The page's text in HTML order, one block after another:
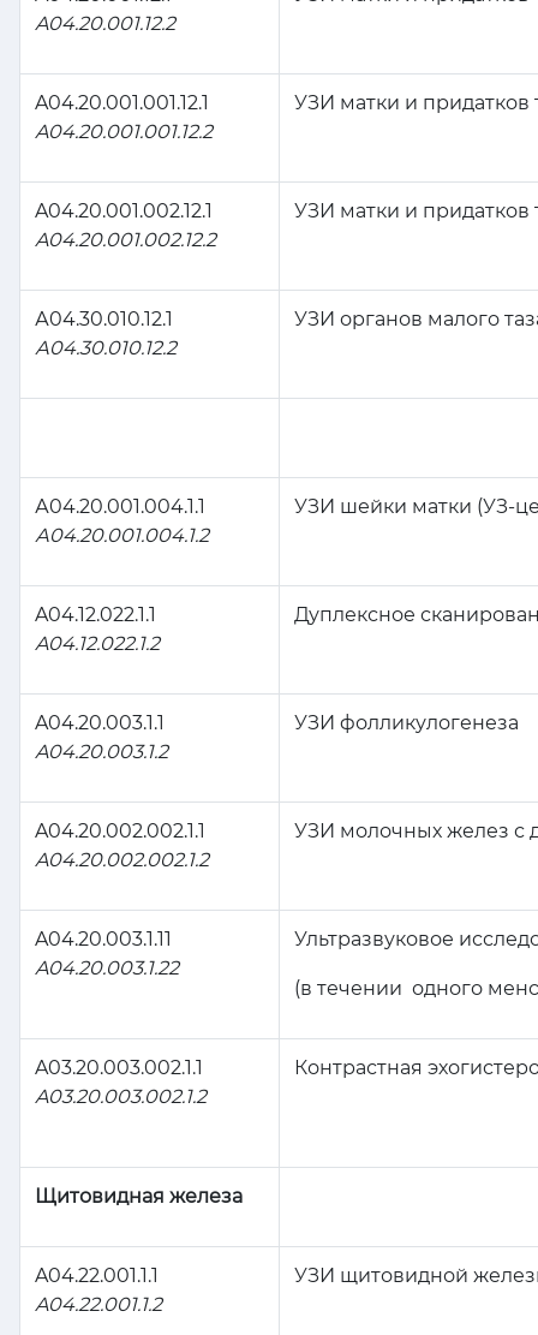
A04.20.001.12.2
A04.20.001.001.12.1
A04.20.001.001.12.2
УЗИ матки и придатков
A04.20.001.002.12.1
A04.20.001.002.12.2
УЗИ матки и придатков
А04.30.010.12.1
А04.30.010.12.2
УЗИ органов малого
А04.20.001.004.1.1
А04.20.001.004.1.2
УЗИ шейки матки (УЗ-
A04.12.022.1.1
A04.12.022.1.2
Дуплексное
A04.20.003.1.1
A04.20.003.1.2
УЗИ фолликулогенеза
A04.20.002.002.1.1
A04.20.002.002.1.2
УЗИ молочных желез с
A04.20.003.1.11
A04.20.003.1.22
Ультразвуковое
(в течении одного
A03.20.003.002.1.1
A03.20.003.002.1.2
Контрастная
Щитовидная железа
A04.22.001.1.1
A04.22.001.1.2
УЗИ щитовидной